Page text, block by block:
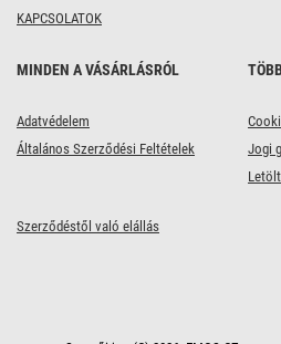
KAPCSOLATOK
MINDEN A VÁSÁRLÁSRÓL
Adatvédelem
Általános Szerződési Feltételek
Jogi
Szerződéstől való elállás